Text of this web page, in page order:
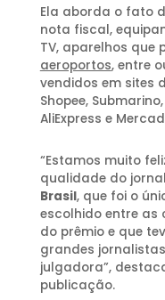
Ela aborda o fato
nota fiscal,
TV, aparelhos que
aeroportos, entre
vendidos em sites
Shopee, Submarino,
AliExpress e
“Estamos muito
qualidade do
Brasil, que foi o
escolhido entre as
do prêmio e que
grandes
julgadora”,
publicação.